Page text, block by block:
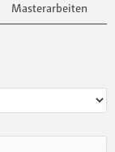
Masterarbeiten